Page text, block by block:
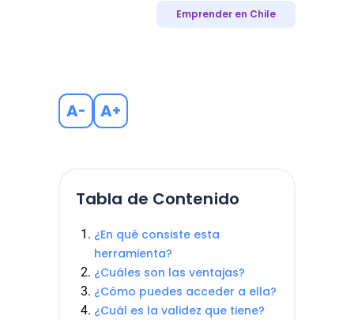
Emprender en Chile
A- A+
Tabla de Contenido
¿En qué consiste esta
herramienta?
¿Cuáles son las ventajas?
¿Cómo puedes acceder a ella?
¿Cuál es la validez que tiene?